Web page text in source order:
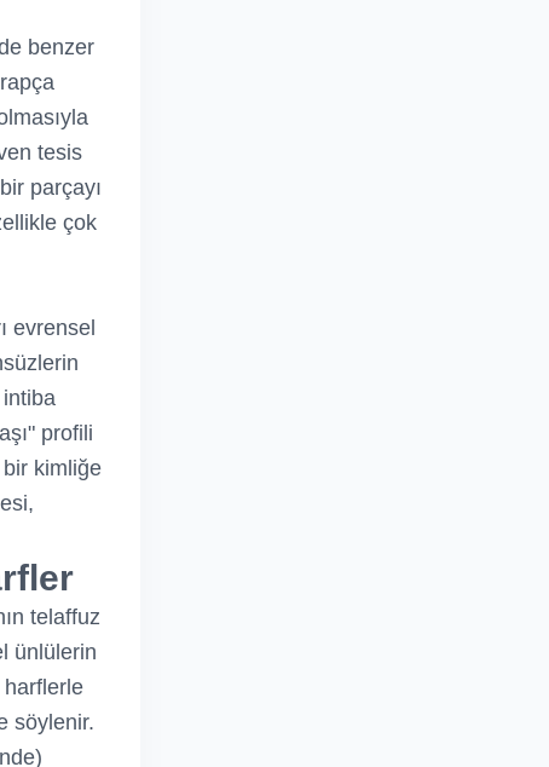
benzer
tesis
parçayı
çok
evrensel
profili
kimliğe
telaffuz
ünlülerin
harflerle
söylenir.